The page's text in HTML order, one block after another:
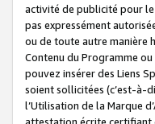
activité de publicité pour le
pas expressément
ou de toute autre manière
Contenu du Programme
pouvez insérer des Liens
soient sollicitées (c’est-à-
l’Utilisation de la Marque
attestation écrite certifiant